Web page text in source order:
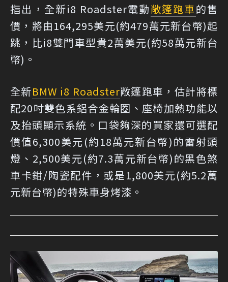
指出，全新i8 Roadster電動敞篷跑車的售
價，將由164,295美元(約479萬元新台幣)起
跳，比i8雙門車型貴2萬美元(約58萬元新台
幣)。
全新BMW i8 Roadster敞篷跑車，估計將標
配20吋雙色系鋁合金輪圈、座椅加熱功能以
及抬頭顯示系統。口袋夠深的買家還可選配
價值6,300美元(約18萬元新台幣)的雷射頭
燈、2,500美元(約7.3萬元新台幣)的黑色煞
車卡鉗/陶瓷配件，或是1,800美元(約5.2萬
元新台幣)的特殊車身烤漆。